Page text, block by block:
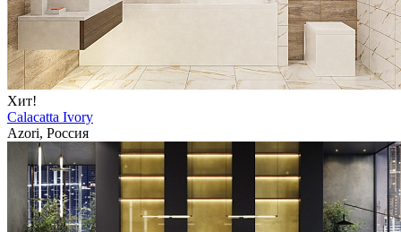
Хит!
Calacatta Ivory
Azori, Россия